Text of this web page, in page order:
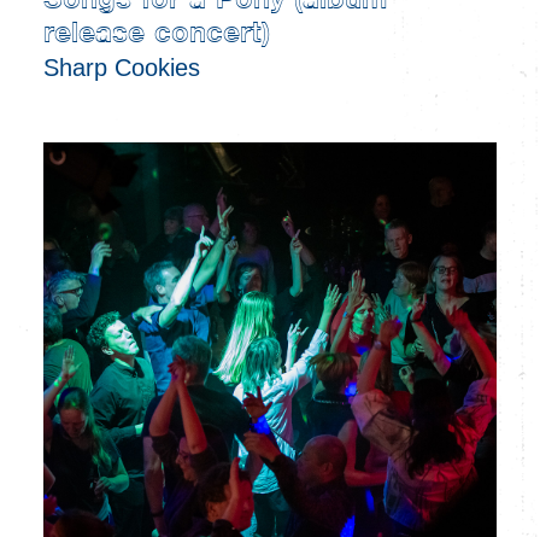
release concert)
Sharp Cookies